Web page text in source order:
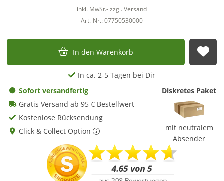
inkl. MwSt.-zzgl. Versand
Art.-Nr.: 07750530000
In den Warenkorb
In ca. 2-5 Tagen bei Dir
Sofort versandfertig
Gratis Versand ab 95 € Bestellwert
Kostenlose Rücksendung
Click & Collect Option
Diskretes Paket
mit neutralem
Absender